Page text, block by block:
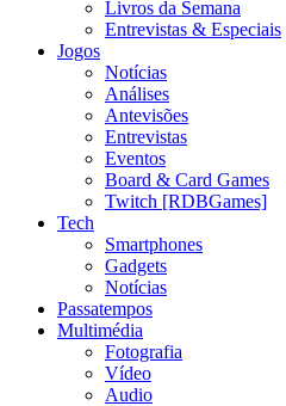
Livros da Semana
Entrevistas & Especiais
Jogos
Notícias
Análises
Antevisões
Entrevistas
Eventos
Board & Card Games
Twitch [RDBGames]
Tech
Smartphones
Gadgets
Notícias
Passatempos
Multimédia
Fotografia
Vídeo
Audio